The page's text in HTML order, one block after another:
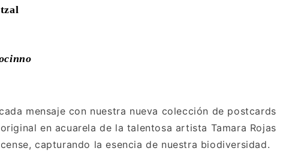
mensaje con nuestra nueva colección de postcards
en acuarela de la talentosa artista Tamara Rojas
capturando la esencia de nuestra biodiversidad.